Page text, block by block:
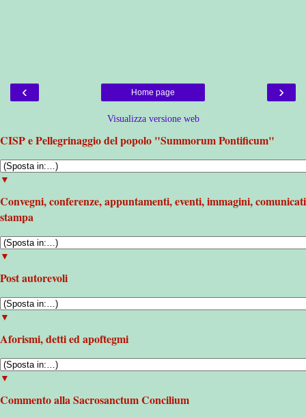
‹ ›
Home page
Visualizza versione web
CISP e Pellegrinaggio del popolo "Summorum Pontificum"
▼
Convegni, conferenze, appuntamenti, eventi, immagini, comunicati
stampa
▼
Post autorevoli
▼
Aforismi, detti ed apoftegmi
▼
Commento alla Sacrosanctum Concilium